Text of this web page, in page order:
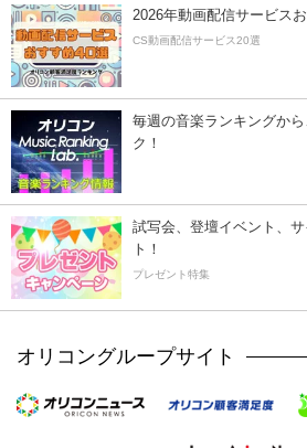
2026年動画配信サービス
CS動画配信サービス20選
毎週の音楽ランキングか
ク！
試写会、登壇イベント、
ト！
プレゼント特集
オリコングループサイト